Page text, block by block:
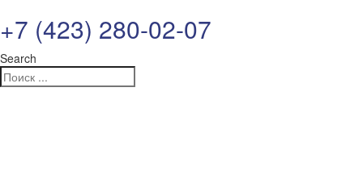
+7 (423) 280-02-07
Search